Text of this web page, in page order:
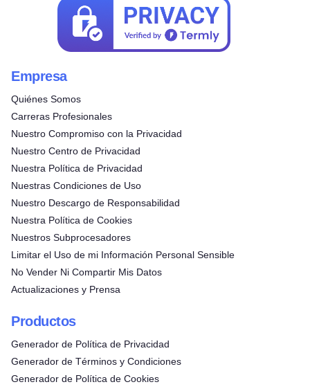
Empresa
Quiénes Somos
Carreras Profesionales
Nuestro Compromiso con la Privacidad
Nuestro Centro de Privacidad
Nuestra Política de Privacidad
Nuestras Condiciones de Uso
Nuestro Descargo de Responsabilidad
Nuestra Política de Cookies
Nuestros Subprocesadores
Limitar el Uso de mi Información Personal Sensible
No Vender Ni Compartir Mis Datos
Actualizaciones y Prensa
Productos
Generador de Política de Privacidad
Generador de Términos y Condiciones
Generador de Política de Cookies